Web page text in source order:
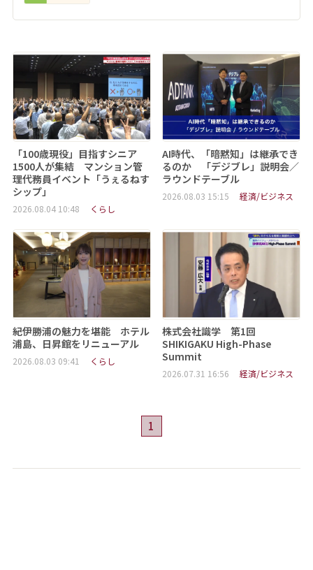
「100歳現役」目指すシニア
1500人が集結 マンション管
理代務員イベント「うぇるねす
シップ」
2026.08.04 10:48 くらし
AI時代、「暗黙知」は継承でき
るのか 「デジブレ」説明会／
ラウンドテーブル
2026.08.03 15:15 経済/ビジネス
紀伊勝浦の魅力を堪能 ホテル
浦島、日昇館をリニューアル
2026.08.03 09:41 くらし
株式会社識学 第1回
SHIKIGAKU High-Phase
Summit
2026.07.31 16:56 経済/ビジネス
1